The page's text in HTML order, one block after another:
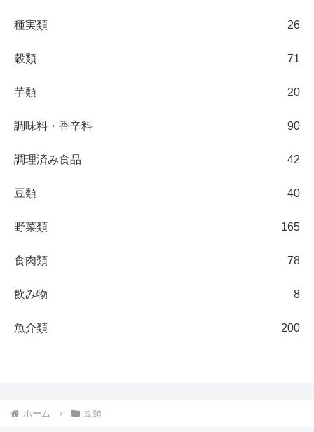
種実類 26
穀類 71
芋類 20
調味料・香辛料 90
調理済み食品 42
豆類 40
野菜類 165
食肉類 78
飲み物 8
魚介類 200
ホーム 豆類